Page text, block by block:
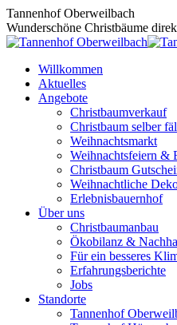
Zum
Inhalt
springen
Tannenhof Oberweilbach
Wunderschöne Christbäume
Willkommen
Aktuelles
Angebote
Christbaumverkauf
Christbaum selber
Weihnachtsmarkt
Weihnachtsfeiern &
Christbaum
Weihnachtliche
Erlebnisbauernhof
Über uns
Christbaumanbau
Ökobilanz &
Für ein besseres
Erfahrungsberichte
Jobs
Standorte
Tannenhof